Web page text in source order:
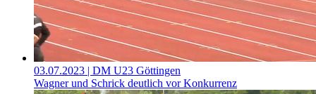
03.07.2023 | DM U23 Göttingen
Wagner und Schrick deutlich vor Konkurrenz